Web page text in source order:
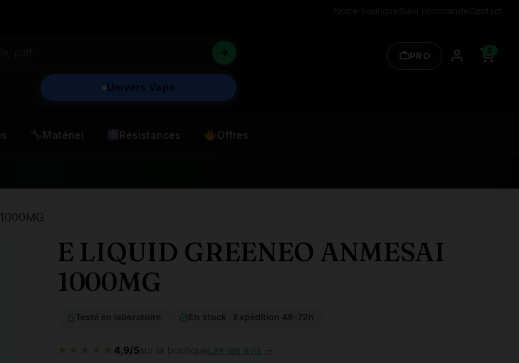
Univers Vape
PRO 0
Matériel Résistances Offres
E LIQUID GREENEO ANMESAI
1000MG
Testé en laboratoire En stock · Expédition 48-72h
★★★★★ 4,9/5sur la boutiqueLire les avis →